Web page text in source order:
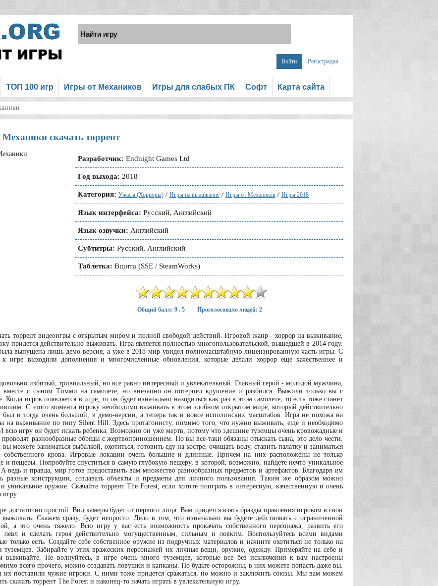
Войти Регистрация
ТОП 100 игр Игры от Механиков Игры для слабых ПК Софт Карта сайта
Механики скачать торрент
Разработчик: Endnight Games Ltd
Год выхода: 2018
Категория: Ужасы (Хорроры) / Игры на выживание / Игры от Механиков / Игры 2018
Язык интерфейса: Русский, Английский
Язык озвучки: Английский
Субтитры: Русский, Английский
Таблетка: Вшита (SSE / SteamWorks)
Общий балл: 9 . 5 Проголосовало людей: 2
торрент видеоигры с открытым миром и полной свободой действий. Игровой жанр - хоррор на выживание,
придется действительно выживать. Игра является полностью многопользовательской, вышедшей в 2014 году.
выпущена лишь демо-версия, а уже в 2018 мир увидел полномасштабную лицензированную часть игры. С
игре выходили дополнения и многочисленные обновления, которые делали хоррор еще качественнее и
избитый, тривиальный, но все равно интересный и увлекательный. Главный герой - молодой мужчина,
вместе с сыном Тимми на самолете, но внезапно он потерпел крушение и разбился. Выжили только вы с
Когда игрок появляется в игре, то он будет изначально находиться как раз в этом самолете, то есть тоже станет
С этого момента игроку необходимо выживать в этом злобном открытом мире, который действительно
и тогда очень большой, в демо-версии, а теперь так и вовсе исполинских масштабов. Игра не похожа на
на выживание по типу Silent Hill. Здесь протагонисту, помимо того, что нужно выживать, еще и необходимо
всю игру он будет искать ребенка. Возможно он уже мертв, потому что здешние туземцы очень кровожадные и
проводят разнообразные обряды с жертвоприношением. Но вы все-таки обязаны отыскать сына, это дело чести.
можете заниматься рыбалкой, охотиться, готовить еду на костре, очищать воду, ставить палатку и заниматься
собственного крова. Игровые локации очень большие и длинные. Причем на них расположены не только
и пещеры. Попробуйте спуститься в самую глубокую пещеру, в которой, возможно, найдете нечто уникальное
ведь и правда, мир готов предоставить вам множество разнообразных предметов и артефактов. Благодаря им
разные конструкции, создавать объекты и предметы для личного пользования. Таким же образом можно
и уникальное оружие. Скачайте торрент The Forest, если хотите поиграть в интересную, качественную и очень
игру.
достаточно простой. Вид камеры будет от первого лица. Вам придется взять бразды правления игроком в свои
Скажем сразу, будет непросто. Дело в том, что изначально вы будете действовать с ограниченной
а это очень тяжело. Всю игру у вас есть возможность прокачать собственного персонажа, развить его
левл и сделать героя действительно могущественным, сильным и ловким. Воспользуйтесь всеми видами
только есть. Создайте себе собственное оружие из подручных материалов и начните охотиться не только на
Забирайте у этих вражеских персонажей их личные вещи, оружие, одежду. Примеряйте на себе и
выживайте. Не волнуйтесь, в игре очень много туземцев, которые все без исключения к вам настроены
всего прочего, можно создавать ловушки и капканы. Но будьте осторожны, в них можете попасть даже вы.
их поставили чужие игроки. С ними тоже придется сражаться, но можно и заключить союзы. Мы вам можем
скачать торрент The Forest и наконец-то начать играть в увлекательную игру.